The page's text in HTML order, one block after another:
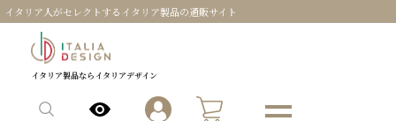
イタリア人がセレクトするイタリア製品の通販サイト
イタリア製品ならイタリアデザイン